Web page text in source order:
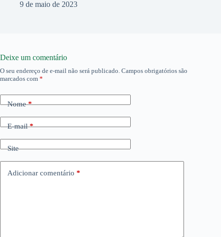
9 de maio de 2023
Deixe um comentário
O seu endereço de e-mail não será publicado. Campos obrigatórios são
marcados com *
Nome*
E-mail*
Site
Adicionar comentário *